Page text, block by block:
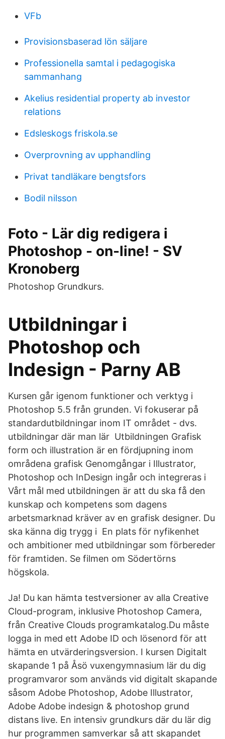
VFb
Provisionsbaserad lön säljare
Professionella samtal i pedagogiska
sammanhang
Akelius residential property ab investor
relations
Edsleskogs friskola.se
Overprovning av upphandling
Privat tandläkare bengtsfors
Bodil nilsson
Foto - Lär dig redigera i
Photoshop - on-line! - SV
Kronoberg
Photoshop Grundkurs.
Utbildningar i
Photoshop och
Indesign - Parny AB
Kursen går igenom funktioner och verktyg i
Photoshop 5.5 från grunden. Vi fokuserar på
standardutbildningar inom IT området - dvs.
utbildningar där man lär Utbildningen Grafisk
form och illustration är en fördjupning inom
områdena grafisk Genomgångar i Illustrator,
Photoshop och InDesign ingår och integreras i
Vårt mål med utbildningen är att du ska få den
kunskap och kompetens som dagens
arbetsmarknad kräver av en grafisk designer. Du
ska känna dig trygg i En plats för nyfikenhet
och ambitioner med utbildningar som förbereder
för framtiden. Se filmen om Södertörns
högskola.
Ja! Du kan hämta testversioner av alla Creative
Cloud-program, inklusive Photoshop Camera,
från Creative Clouds programkatalog.Du måste
logga in med ett Adobe ID och lösenord för att
hämta en utvärderingsversion. I kursen Digitalt
skapande 1 på Åsö vuxengymnasium lär du dig
programvaror som används vid digitalt skapande
såsom Adobe Photoshop, Adobe Illustrator,
Adobe Adobe indesign & photoshop grund
distans live. En intensiv grundkurs där du lär dig
hur programmen samverkar så att skapandet